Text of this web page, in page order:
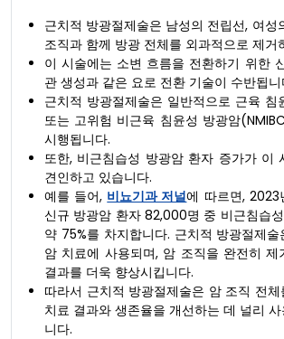
근치적 방광절제술은 남성의 전립선, 여성
조직과 함께 방광 전체를 외과적으로 제거
이 시술에는 소변 흐름을 전환하기 위한
관 생성과 같은 요로 전환 기술이 수반됩니
근치적 방광절제술은 일반적으로 근육 침
또는 고위험 비근육 침윤성 방광암
시행됩니다.
또한, 비근침습성 방광암 환자 증가가 이
견인하고 있습니다.
예를 들어, 비뇨기과 저널에 따르면, 2023
신규 방광암 환자 82,000명 중 비근침습
약 75%를 차지합니다. 근치적 방광절제
암 치료에 사용되며, 암 조직을 완전히 제
결과를 더욱 향상시킵니다.
따라서 근치적 방광절제술은 암 조직 전
치료 결과와 생존율을 개선하는 데 널리
니다.